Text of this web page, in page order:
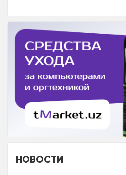
НОВОСТИ